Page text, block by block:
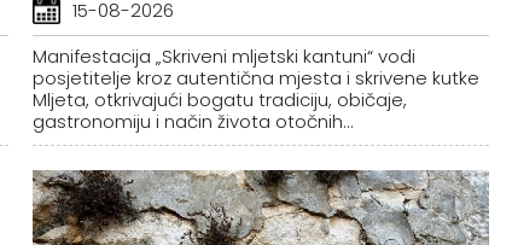
15-08-2026
Manifestacija „Skriveni mljetski kantuni“ vodi
posjetitelje kroz autentična mjesta i skrivene kutke
Mljeta, otkrivajući bogatu tradiciju, običaje,
gastronomiju i način života otočnih...